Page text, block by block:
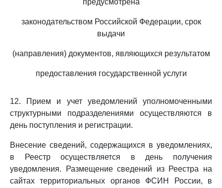
предусмотрена
законодательством Российской Федерации, срок
выдачи
(направления) документов, являющихся результатом
предоставления государственной услуги
12. Прием и учет уведомлений уполномоченными
структурными подразделениями осуществляются в
день поступления и регистрации.
Внесение сведений, содержащихся в уведомлениях,
в Реестр осуществляется в день получения
уведомления. Размещение сведений из Реестра на
сайтах территориальных органов ФСИН России, в